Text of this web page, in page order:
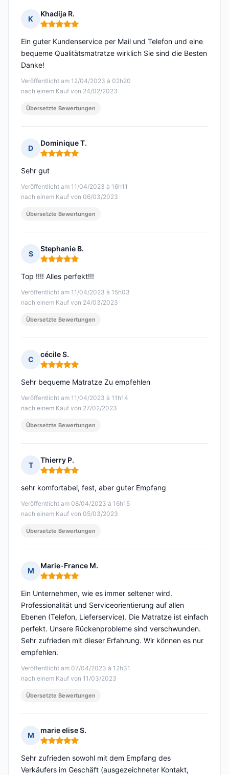
K
Khadija R.
Hinweis: 5 von 5
Veröffentlicht am 12/04/2023 à 02h20
nach einem Kauf von 24/02/2023
Ein guter Kundenservice per Mail und Telefon und eine
bequeme Qualitätsmatratze wirklich Sie sind die Besten
Danke!
Übersetzte Bewertungen
D
Dominique T.
Hinweis: 5 von 5
Veröffentlicht am 11/04/2023 à 16h11
nach einem Kauf von 06/03/2023
Sehr gut
Übersetzte Bewertungen
S
Stephanie B.
Hinweis: 5 von 5
Veröffentlicht am 11/04/2023 à 15h03
nach einem Kauf von 24/03/2023
Top !!!! Alles perfekt!!!
Übersetzte Bewertungen
C
cécile S.
Hinweis: 5 von 5
Veröffentlicht am 11/04/2023 à 11h14
nach einem Kauf von 27/02/2023
Sehr bequeme Matratze Zu empfehlen
Übersetzte Bewertungen
T
Thierry P.
Hinweis: 5 von 5
Veröffentlicht am 08/04/2023 à 16h15
nach einem Kauf von 05/03/2023
sehr komfortabel, fest, aber guter Empfang
Übersetzte Bewertungen
M
Marie-France M.
Hinweis: 5 von 5
Veröffentlicht am 07/04/2023 à 12h31
nach einem Kauf von 11/03/2023
Ein Unternehmen, wie es immer seltener wird.
Professionalität und Serviceorientierung auf allen
Ebenen (Telefon, Lieferservice). Die Matratze ist einfach
perfekt. Unsere Rückenprobleme sind verschwunden.
Sehr zufrieden mit dieser Erfahrung. Wir können es nur
empfehlen.
Übersetzte Bewertungen
M
marie elise S.
Hinweis: 5 von 5
Sehr zufrieden sowohl mit dem Empfang des
Verkäufers im Geschäft (ausgezeichneter Kontakt,